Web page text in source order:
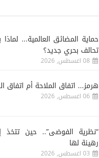
حماية المضائق العالمية...
تحالف بحري جديد؟
08 اغسطس, 2026
هرمز... اتفاق الملاحة أم اتفاق
06 اغسطس, 2026
“نظرية الفوضى”.. حين تتخذ
رهينة لها
03 اغسطس, 2026